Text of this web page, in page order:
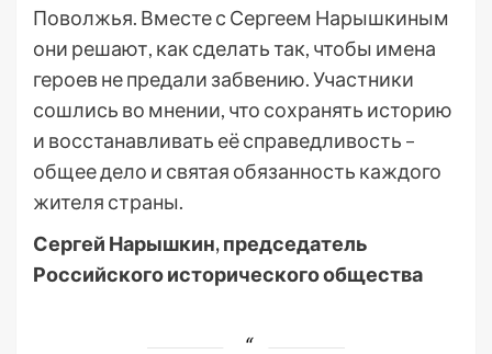
Поволжья. Вместе с Сергеем Нарышкиным
они решают, как сделать так, чтобы имена
героев не предали забвению. Участники
сошлись во мнении, что сохранять историю
и восстанавливать её справедливость –
общее дело и святая обязанность каждого
жителя страны.
Сергей Нарышкин, председатель
Российского исторического общества